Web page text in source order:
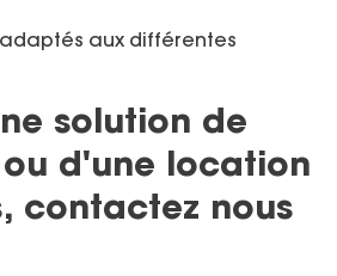
aux différentes
solution de
d'une location
contactez nous